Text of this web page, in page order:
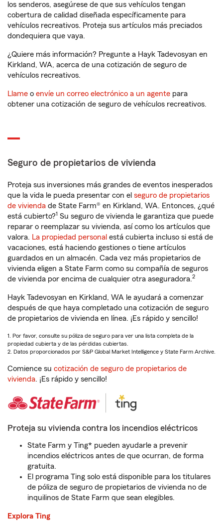
los senderos, asegúrese de que sus vehículos tengan
cobertura de calidad diseñada específicamente para
vehículos recreativos. Proteja sus artículos más preciados
dondequiera que vaya.
¿Quiere más información? Pregunte a Hayk Tadevosyan en
Kirkland, WA, acerca de una cotización de seguro de
vehículos recreativos.
Llame o envíe un correo electrónico a un agente para
obtener una cotización de seguro de vehículos recreativos.
Seguro de propietarios de vivienda
Proteja sus inversiones más grandes de eventos inesperados
que la vida le pueda presentar con el seguro de propietarios
de vivienda de State Farm® en Kirkland, WA. Entonces, ¿qué
está cubierto?1 Su seguro de vivienda le garantiza que puede
reparar o reemplazar su vivienda, así como los artículos que
valora. La propiedad personal está cubierta incluso si está de
vacaciones, está haciendo gestiones o tiene artículos
guardados en un almacén. Cada vez más propietarios de
vivienda eligen a State Farm como su compañía de seguros
de vivienda por encima de cualquier otra aseguradora.2
Hayk Tadevosyan en Kirkland, WA le ayudará a comenzar
después de que haya completado una cotización de seguro
de propietarios de vivienda en línea. ¡Es rápido y sencillo!
1. Por favor, consulte su póliza de seguro para ver una lista completa de la
propiedad cubierta y de las pérdidas cubiertas.
2. Datos proporcionados por S&P Global Market Intelligence y State Farm Archive.
Comience su cotización de seguro de propietarios de
vivienda. ¡Es rápido y sencillo!
Proteja su vivienda contra los incendios eléctricos
State Farm y Ting* pueden ayudarle a prevenir
incendios eléctricos antes de que ocurran, de forma
gratuita.
El programa Ting solo está disponible para los titulares
de póliza de seguro de propietarios de vivienda no de
inquilinos de State Farm que sean elegibles.
Explora Ting